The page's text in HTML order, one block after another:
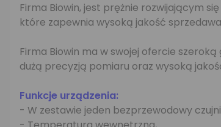
Firma Biowin, jest prężnie rozwijającym
które zapewnia wysoką jakość
Firma Biowin ma w swojej ofercie
dużą precyzją pomiaru oraz wysoką
Funkcje urządzenia:
- W zestawie jeden bezprzewodowy